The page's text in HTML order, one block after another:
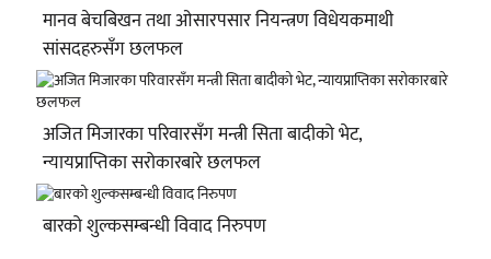
मानव बेचबिखन तथा ओसारपसार नियन्त्रण विधेयकमाथी
सांसदहरुसँग छलफल
अजित मिजारका परिवारसँग मन्त्री सिता बादीको भेट,
न्यायप्राप्तिका सरोकारबारे छलफल
बारको शुल्कसम्बन्धी विवाद निरुपण